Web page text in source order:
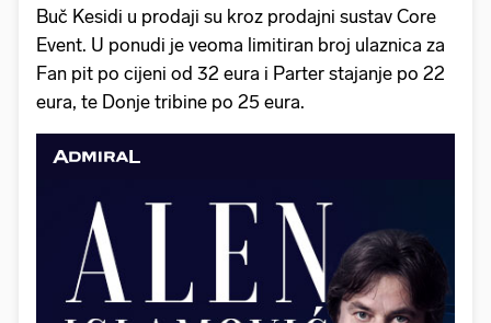
Buč Kesidi u prodaji su kroz prodajni sustav Core
Event. U ponudi je veoma limitiran broj ulaznica za
Fan pit po cijeni od 32 eura i Parter stajanje po 22
eura, te Donje tribine po 25 eura.